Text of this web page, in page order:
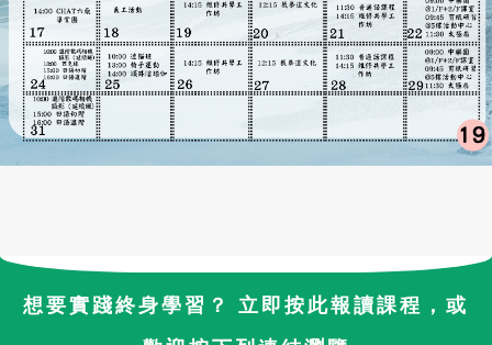
想要實踐終身學習？ 立即按此報讀課程，或